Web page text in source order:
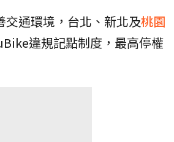
交通環境，台北、新北及桃園
違規記點制度，最高停權